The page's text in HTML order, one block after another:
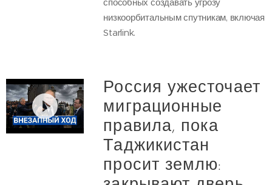
способных создавать угрозу
низкоорбитальным спутникам, включая
Starlink.
Россия ужесточает
миграционные
правила, пока
Таджикистан
просит землю: